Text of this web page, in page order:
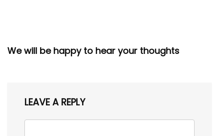
We will be happy to hear your thoughts
LEAVE A REPLY